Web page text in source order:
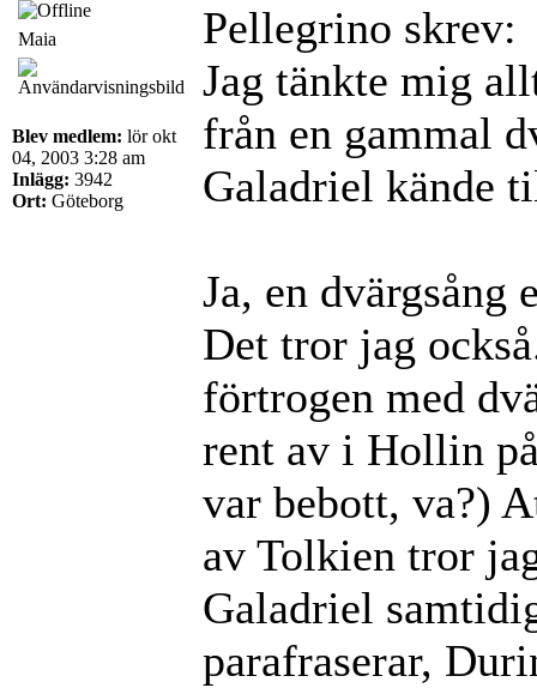
Maia
Blev medlem: lör okt
04, 2003 3:28 am
Inlägg: 3942
Ort: Göteborg
Pellegrino skrev:
Jag tänkte mig
från en gammal
Galadriel kände
Ja, en dvärgsång
Det tror jag
förtrogen med
rent av i Hollin
var bebott, va?)
av Tolkien tror
Galadriel
parafraserar,